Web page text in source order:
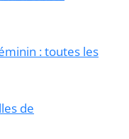
: toutes les
de